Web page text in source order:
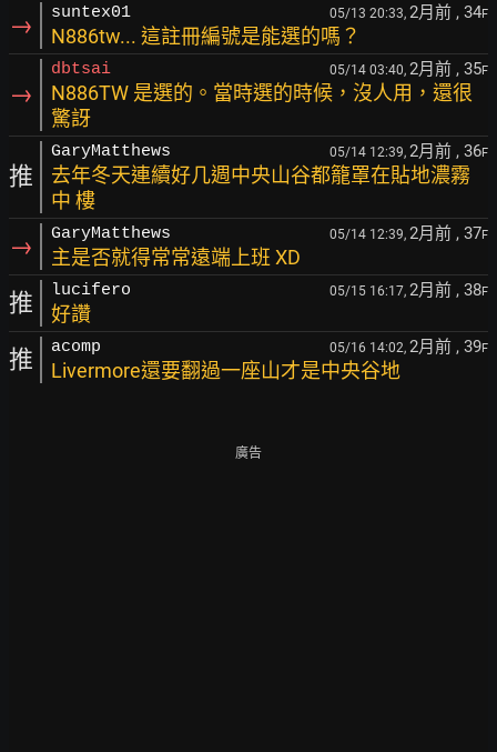
→ suntex01 05/13 20:33, 2月前 , 34F
N886tw... 這註冊編號是能選的嗎？
→
dbtsai 05/14 03:40, 2月前 , 35F
N886TW 是選的。當時選的時候，沒人用，還很
驚訝
推
GaryMatthews 05/14 12:39, 2月前 , 36F
去年冬天連續好几週中央山谷都籠罩在貼地濃霧
中 樓
→ GaryMatthews 05/14 12:39, 2月前 , 37F
主是否就得常常遠端上班 XD
推 lucifero 05/15 16:17, 2月前 , 38F
好讚
推 acomp 05/16 14:02, 2月前 , 39F
Livermore還要翻過一座山才是中央谷地
廣告